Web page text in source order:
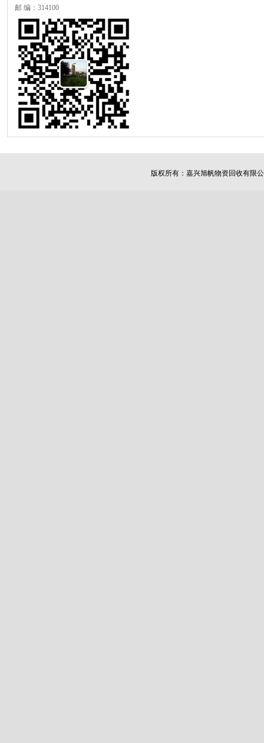
邮 编：314100
版权所有： 嘉兴旭帆物资回收有限